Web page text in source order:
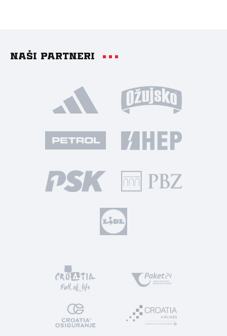
Naši partneri